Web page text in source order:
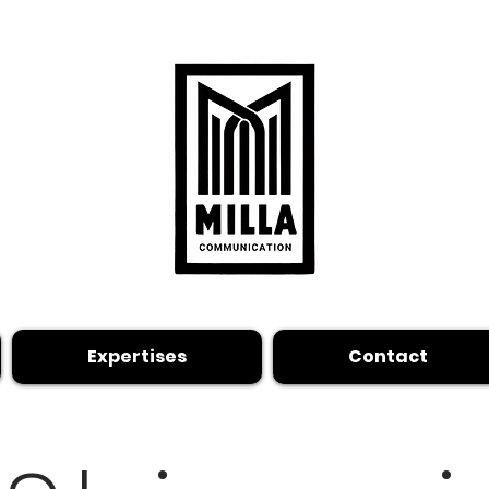
Expertises Contact